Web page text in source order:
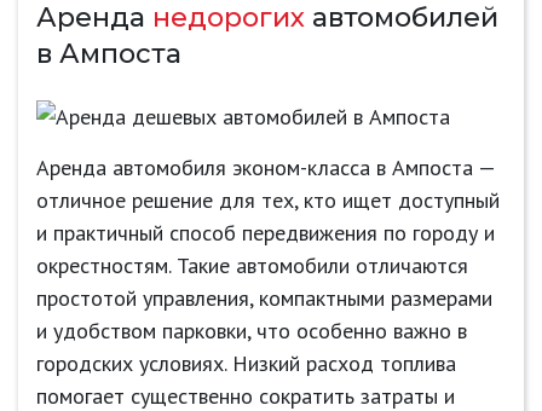
Аренда недорогих автомобилей
в Ампоста
Аренда автомобиля эконом-класса в Ампоста —
отличное решение для тех, кто ищет доступный
и практичный способ передвижения по городу и
окрестностям. Такие автомобили отличаются
простотой управления, компактными размерами
и удобством парковки, что особенно важно в
городских условиях. Низкий расход топлива
помогает существенно сократить затраты и